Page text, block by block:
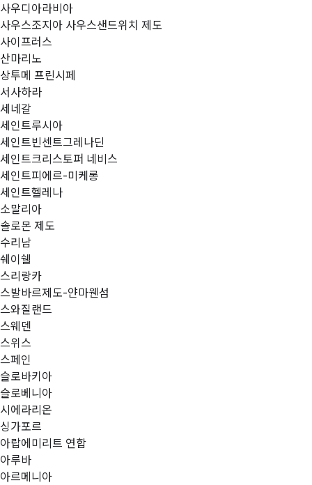
사우디아라비아
사우스조지아 사우스샌드위치 제도
사이프러스
산마리노
상투메 프린시페
서사하라
세네갈
세인트루시아
세인트빈센트그레나딘
세인트크리스토퍼 네비스
세인트피에르-미케롱
세인트헬레나
소말리아
솔로몬 제도
수리남
쉐이쉘
스리랑카
스발바르제도-얀마웬섬
스와질랜드
스웨덴
스위스
스페인
슬로바키아
슬로베니아
시에라리온
싱가포르
아랍에미리트 연합
아루바
아르메니아